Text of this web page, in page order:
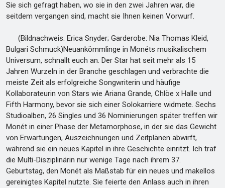
Sie sich gefragt haben, wo sie in den zwei Jahren war, die
seitdem vergangen sind, macht sie Ihnen keinen Vorwurf.
(Bildnachweis: Erica Snyder; Garderobe: Nia Thomas Kleid,
Bulgari Schmuck)Neuankömmlinge in Monéts musikalischem
Universum, schnallt euch an. Der Star hat seit mehr als 15
Jahren Wurzeln in der Branche geschlagen und verbrachte die
meiste Zeit als erfolgreiche Songwriterin und häufige
Kollaborateurin von Stars wie Ariana Grande, Chlöe x Halle und
Fifth Harmony, bevor sie sich einer Solokarriere widmete. Sechs
Studioalben, 26 Singles und 36 Nominierungen später treffen wir
Monét in einer Phase der Metamorphose, in der sie das Gewicht
von Erwartungen, Auszeichnungen und Zeitplänen abwirft,
während sie ein neues Kapitel in ihre Geschichte einritzt. Ich traf
die Multi-Disziplinärin nur wenige Tage nach ihrem 37.
Geburtstag, den Monét als Maßstab für ein neues und makellos
gereinigtes Kapitel nutzte. Sie feierte den Anlass auch in ihren